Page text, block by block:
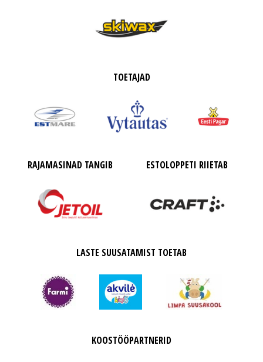
TOETAJAD
RAJAMASINAD TANGIB ESTOLOPPETI RIIETAB
LASTE SUUSATAMIST TOETAB
KOOSTÖÖPARTNERID